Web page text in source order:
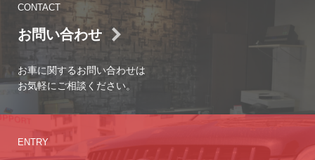
CONTACT
お問い合わせ
お車に関するお問い合わせは
お気軽にご相談ください。
ENTRY